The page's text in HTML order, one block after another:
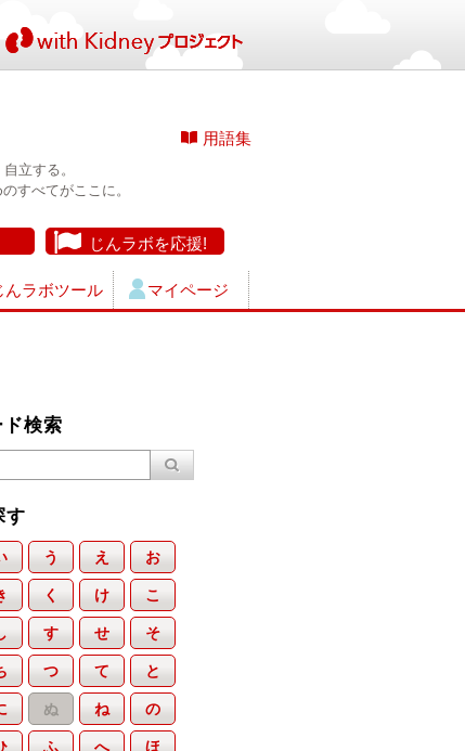
用語集
立する。
すべてがここに。
じんラボを応援!
んラボツール マイページ
検索
す
う え お
く け こ
す せ そ
つ て と
ぬ ね の
ふ へ ほ